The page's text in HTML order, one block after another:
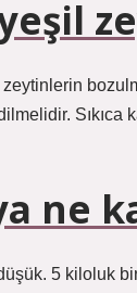
yeşil
ne
5 kiloluk